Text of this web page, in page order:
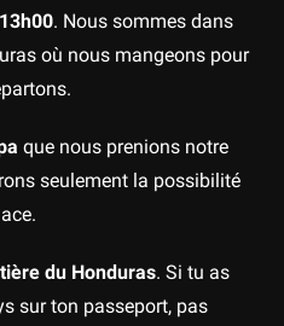
13h00. Nous sommes dans
où nous mangeons pour
que nous prenions notre
seulement la possibilité
du Honduras. Si tu as
sur ton passeport, pas